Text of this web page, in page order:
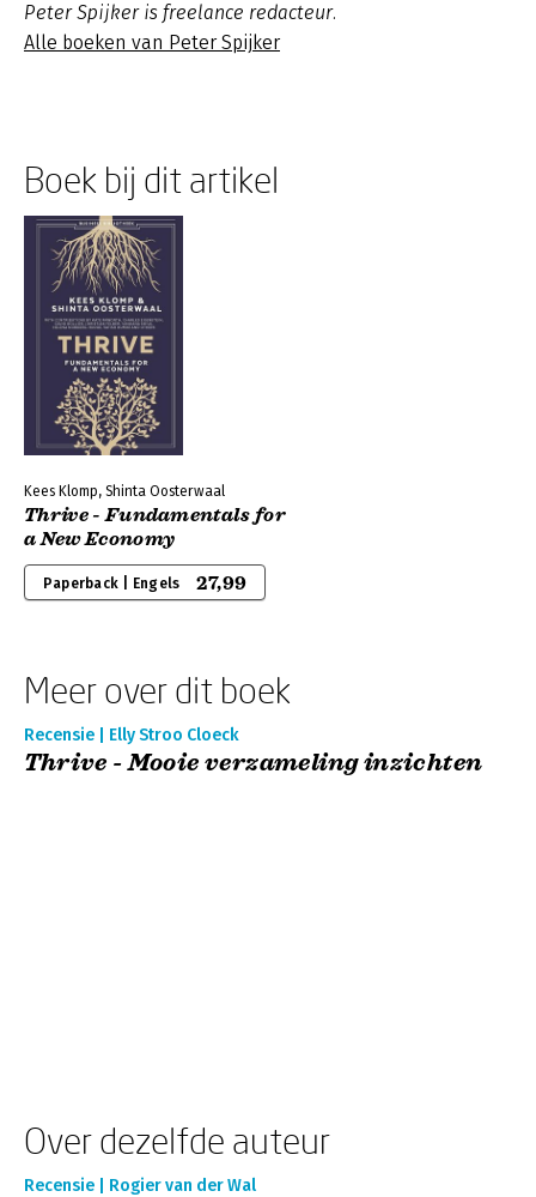
Peter Spijker is freelance redacteur.
Alle boeken van Peter Spijker
Boek bij dit artikel
Kees Klomp, Shinta Oosterwaal
Thrive - Fundamentals for
a New Economy
Paperback | Engels 27,99
Meer over dit boek
Recensie | Elly Stroo Cloeck
Thrive - Mooie verzameling inzichten
Over dezelfde auteur
Recensie | Rogier van der Wal